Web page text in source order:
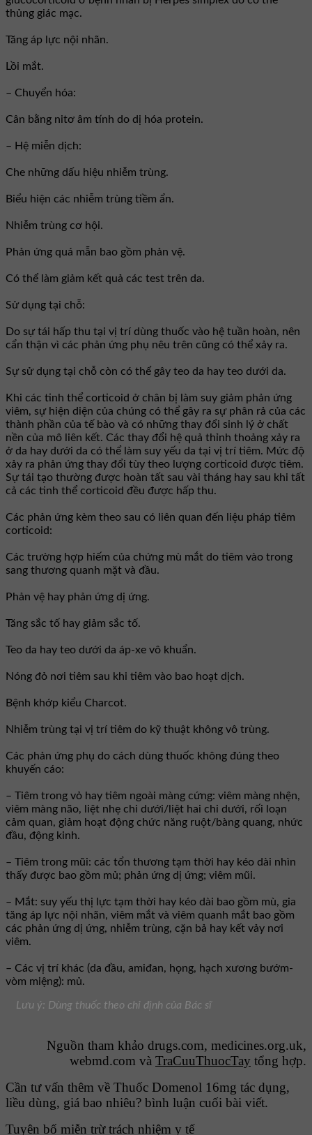
thủng giác mạc.
Tăng áp lực nội nhãn.
Lồi mắt.
– Chuyển hóa:
Cân bằng nitơ âm tính do dị hóa protein.
– Hệ miễn dịch:
Che những dấu hiệu nhiễm trùng.
Biểu hiện các nhiễm trùng tiềm ẩn.
Nhiễm trùng cơ hội.
Phản ứng quá mẫn bao gồm phản vệ.
Có thể làm giảm kết quả các test trên da.
Sử dụng tại chỗ:
Do sự tái hấp thu tại vị trí dùng thuốc vào hệ tuần hoàn, nên
cẩn thận vì các phản ứng phụ nêu trên cũng có thể xảy ra.
Sự sử dụng tại chỗ còn có thể gây teo da hay teo dưới da.
Khi các tinh thể corticoid ở chân bị làm suy giảm phản ứng
viêm, sự hiện diện của chúng có thể gây ra sự phân rả của các
thành phần của tế bào và có những thay đổi sinh lý ở chất
nền của mô liên kết. Các thay đổi hệ quả thỉnh thoảng xảy ra
ở da hay dưới da có thể làm suy yếu da tại vị trí tiêm. Mức độ
xảy ra phản ứng thay đổi tùy theo lượng corticoid được tiêm.
Sự tái tạo thường được hoàn tất sau vài tháng hay sau khi tất
cả các tinh thể corticoid đều được hấp thu.
Các phản ứng kèm theo sau có liên quan đến liệu pháp tiêm
corticoid:
Các trường hợp hiếm của chứng mù mắt do tiêm vào trong
sang thương quanh mặt và đầu.
Phản vệ hay phản ứng dị ứng.
Tăng sắc tố hay giảm sắc tố.
Teo da hay teo dưới da áp-xe vô khuẩn.
Nóng đỏ nơi tiêm sau khi tiêm vào bao hoạt dịch.
Bệnh khớp kiểu Charcot.
Nhiễm trùng tại vị trí tiêm do kỹ thuật không vô trùng.
Các phản ứng phụ do cách dùng thuốc không đúng theo
khuyến cáo:
– Tiêm trong vỏ hay tiêm ngoài màng cứng: viêm màng nhện,
viêm màng não, liệt nhẹ chi dưới/liệt hai chi dưới, rối loạn
cảm quan, giảm hoạt động chức năng ruột/bàng quang, nhức
đầu, động kinh.
– Tiêm trong mũi: các tổn thương tạm thời hay kéo dài nhìn
thấy được bao gồm mủ; phản ứng dị ứng; viêm mũi.
– Mắt: suy yếu thị lực tạm thời hay kéo dài bao gồm mù, gia
tăng áp lực nội nhãn, viêm mắt và viêm quanh mắt bao gồm
các phản ứng dị ứng, nhiễm trùng, cặn bả hay kết vảy nơi
viêm.
– Các vị trí khác (da đầu, amiđan, họng, hạch xương bướm-
vòm miệng): mủ.
Lưu ý: Dùng thuốc theo chỉ định của Bác sĩ
Nguồn tham khảo drugs.com, medicines.org.uk,
webmd.com và TraCuuThuocTay tổng hợp.
Cần tư vấn thêm về Thuốc Domenol 16mg tác dụng,
liều dùng, giá bao nhiêu? bình luận cuối bài viết.
Tuyên bố miễn trừ trách nhiệm y tế